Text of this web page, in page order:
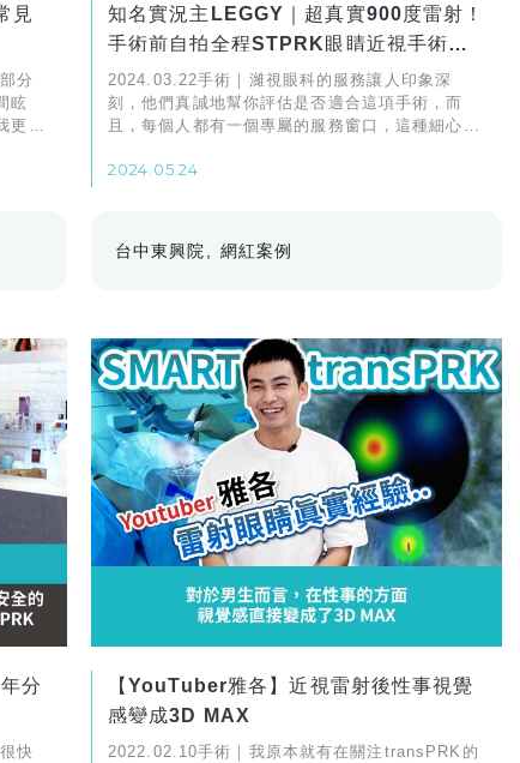
見
分
眩
更謹
知名實況主LEGGY｜超真實900度雷射！
手術前自拍全程STPRK眼睛近視手術紀
錄
2024.03.22手術｜濰視眼科的服務讓人印象深
刻，他們真誠地幫你評估是否適合這項手術，而
且，每個人都有一個專屬的服務窗口，這種細心的
2024.05.24
台中東興院 網紅案例
分
快
【YouTuber雅各】近視雷射後性事視覺
感變成3D MAX
2022.02.10手術｜我原本就有在關注transPRK的